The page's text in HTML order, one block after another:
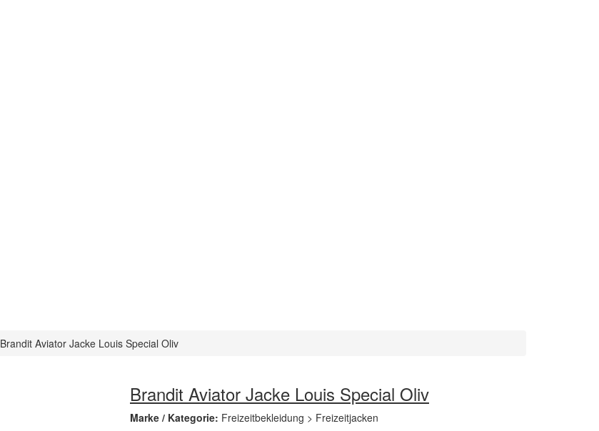
Brandit Aviator Jacke Louis Special Oliv
Brandit Aviator Jacke Louis Special Oliv
Marke / Kategorie: Freizeitbekleidung > Freizeitjacken